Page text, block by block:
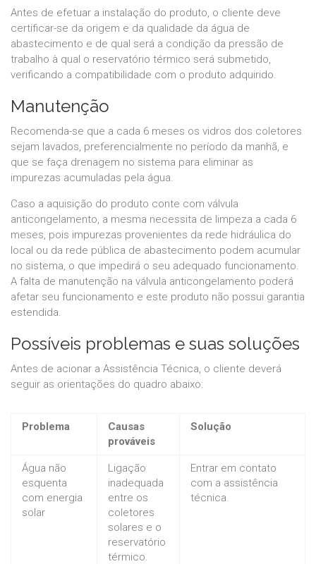
Antes de efetuar a instalação do produto, o cliente deve
certificar-se da origem e da qualidade da água de
abastecimento e de qual será a condição da pressão de
trabalho à qual o reservatório térmico será submetido,
verificando a compatibilidade com o produto adquirido.
Manutenção
Recomenda-se que a cada 6 meses os vidros dos coletores
sejam lavados, preferencialmente no período da manhã, e
que se faça drenagem no sistema para eliminar as
impurezas acumuladas pela água.
Caso a aquisição do produto conte com válvula
anticongelamento, a mesma necessita de limpeza a cada 6
meses, pois impurezas provenientes da rede hidráulica do
local ou da rede pública de abastecimento podem acumular
no sistema, o que impedirá o seu adequado funcionamento.
A falta de manutenção na válvula anticongelamento poderá
afetar seu funcionamento e este produto não possui garantia
estendida.
Possíveis problemas e suas soluções
Antes de acionar a Assistência Técnica, o cliente deverá
seguir as orientações do quadro abaixo:
Problema
Causas
prováveis
Solução
Água não
esquenta
com energia
solar
Ligação
inadequada
entre os
coletores
solares e o
reservatório
térmico.
Entrar em contato
com a assistência
técnica.